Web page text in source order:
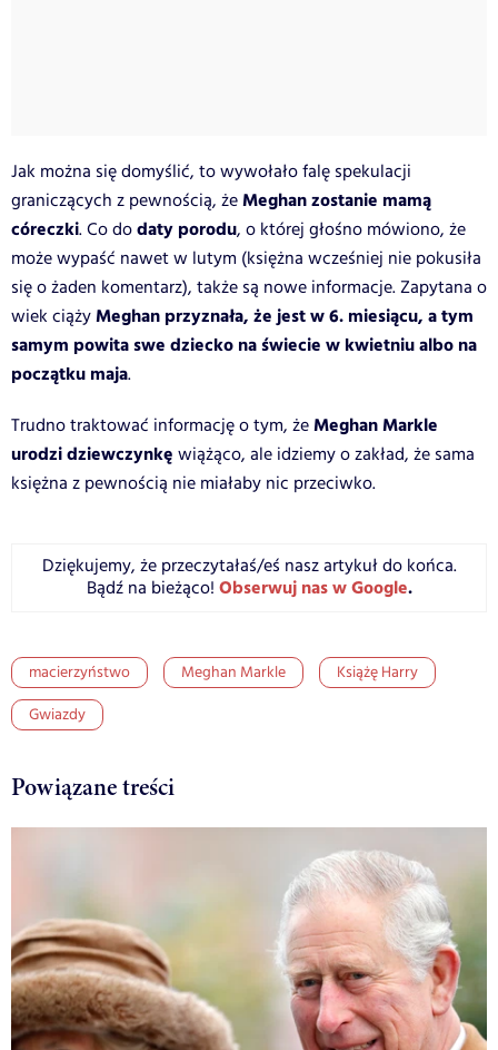
Jak można się domyślić, to wywołało falę spekulacji
graniczących z pewnością, żeMeghan zostanie mamą
córeczki. Co dodaty porodu, o której głośno mówiono, że
może wypaść nawet w lutym (księżna wcześniej nie pokusiła
się o żaden komentarz), także są nowe informacje. Zapytana o
wiek ciążyMeghan przyznała, że jest w 6. miesiącu, a tym
samym powita swe dziecko na świecie w kwietniu albo na
początku maja.
Trudno traktować informację o tym, żeMeghan Markle
urodzi dziewczynkę wiążąco, ale idziemy o zakład, że sama
księżna z pewnością nie miałaby nic przeciwko.
Dziękujemy, że przeczytałaś/eś nasz artykuł do końca.
Bądź na bieżąco! Obserwuj nas w Google.
macierzyństwo Meghan Markle
Książę Harry
Gwiazdy
Powiązane treści